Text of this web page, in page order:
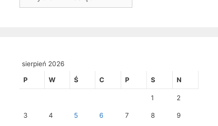
sierpień 2026
P W Ś C P S N
1 2
3 4 5 6 7 8 9